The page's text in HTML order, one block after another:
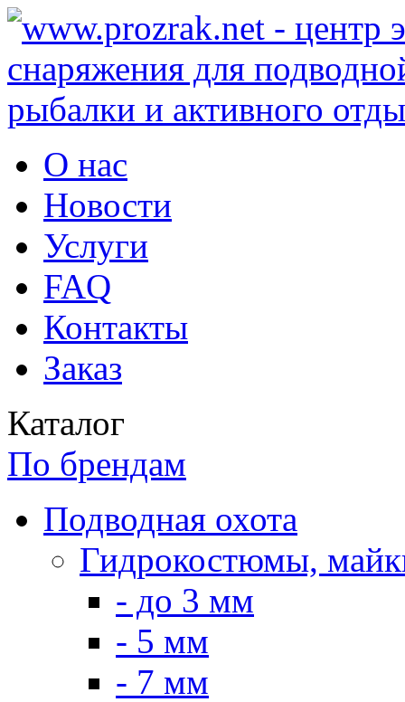
О нас
Новости
Услуги
FAQ
Контакты
Заказ
Каталог
По брендам
Подводная охота
Гидрокостюмы,
- до 3 мм
- 5 мм
- 7 мм